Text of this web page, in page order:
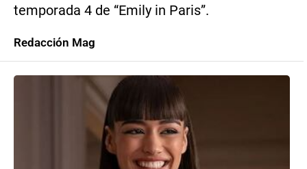
temporada 4 de “Emily in Paris”.
Redacción Mag